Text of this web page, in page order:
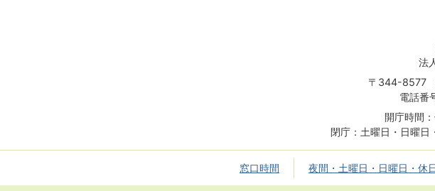
法
〒344-8577
電話番
開庁時間
閉庁：土曜日・日曜日
窓口時間 夜間・土曜日・日曜日・休